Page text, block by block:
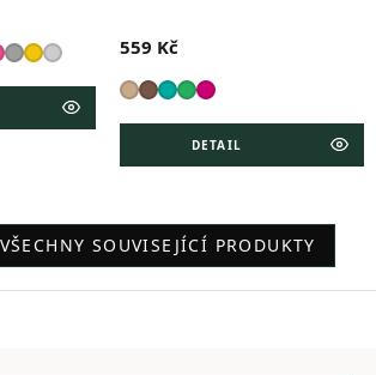
559 Kč
DETAIL
SOUVISEJÍCÍ PRODUKTY